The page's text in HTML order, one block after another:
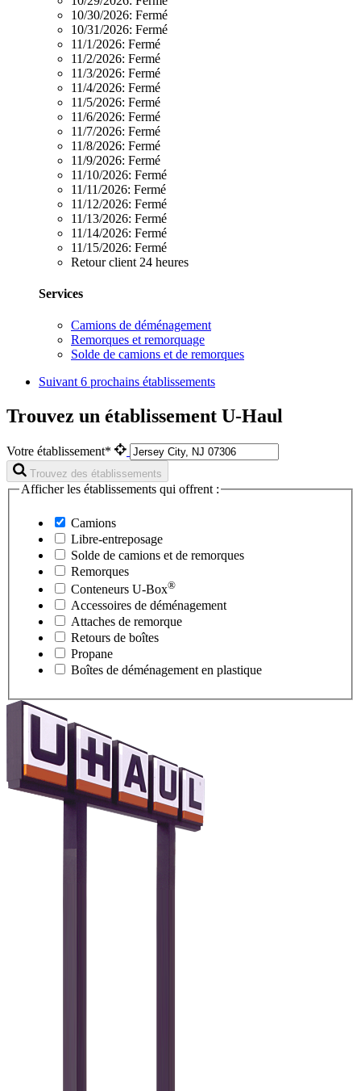
10/30/2026: Fermé
10/31/2026: Fermé
11/1/2026: Fermé
11/2/2026: Fermé
11/3/2026: Fermé
11/4/2026: Fermé
11/5/2026: Fermé
11/6/2026: Fermé
11/7/2026: Fermé
11/8/2026: Fermé
11/9/2026: Fermé
11/10/2026: Fermé
11/11/2026: Fermé
11/12/2026: Fermé
11/13/2026: Fermé
11/14/2026: Fermé
11/15/2026: Fermé
Retour client 24 heures
Services
Camions de déménagement
Remorques et remorquage
Solde de camions et de remorques
Suivant 6 prochains établissements
Trouvez un établissement U-Haul
Votre établissement*
Trouvez des établissements
Afficher les établissements qui offrent :
Camions
Libre-entreposage
Solde de camions et de remorques
Remorques
Conteneurs U-Box®
Accessoires de déménagement
Attaches de remorque
Retours de boîtes
Propane
Boîtes de déménagement en plastique